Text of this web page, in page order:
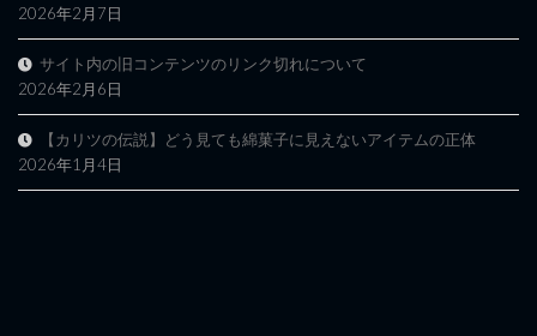
2026年2月7日
サイト内の旧コンテンツのリンク切れについて
2026年2月6日
【カリツの伝説】どう見ても綿菓子に見えないアイテムの正体
2026年1月4日